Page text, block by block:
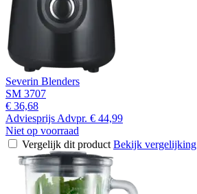
Severin Blenders
SM 3707
€ 36,68
Adviesprijs Advpr. € 44,99
Niet op voorraad
Vergelijk dit product Bekijk vergelijking